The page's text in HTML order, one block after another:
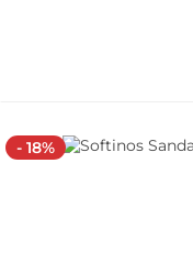
- 18%